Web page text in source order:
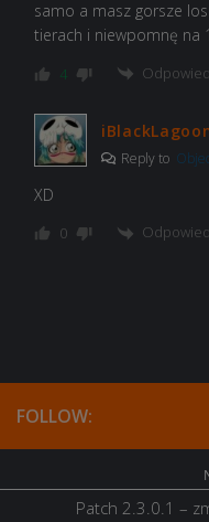
samo a masz gorsze
tierach i niewpomnę na
4
Reply to
XD
0
FOLLOW:
Patch 2.3.0.1 –